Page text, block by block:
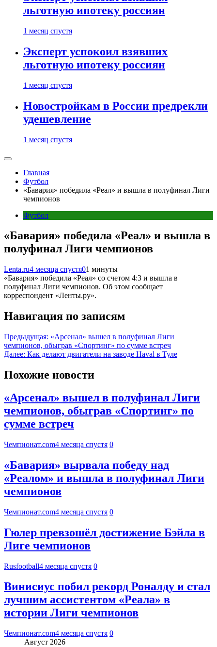
льготную ипотеку россиян
1 месяц спустя
Эксперт успокоил взявших
льготную ипотеку россиян
1 месяц спустя
Новостройкам в России предрекли
удешевление
1 месяц спустя
Главная
Футбол
«Бавария» победила «Реал» и вышла в полуфинал Лиги
чемпионов
Футбол
«Бавария» победила «Реал» и вышла в
полуфинал Лиги чемпионов
Lenta.ru4 месяца спустя01 минуты
«Бавария» победила «Реал» со счетом 4:3 и вышла в
полуфинал Лиги чемпионов. Об этом сообщает
корреспондент «Ленты.ру».
Навигация по записям
Предыдущая: «Арсенал» вышел в полуфинал Лиги
чемпионов, обыграв «Спортинг» по сумме встреч
Далее: Как делают двигатели на заводе Haval в Туле
Похожие новости
«Арсенал» вышел в полуфинал Лиги
чемпионов, обыграв «Спортинг» по
сумме встреч
Чемпионат.com4 месяца спустя 0
«Бавария» вырвала победу над
«Реалом» и вышла в полуфинал Лиги
чемпионов
Чемпионат.com4 месяца спустя 0
Гюлер превзошёл достижение Бэйла в
Лиге чемпионов
Rusfootball4 месяца спустя 0
Винисиус побил рекорд Роналду и стал
лучшим ассистентом «Реала» в
истории Лиги чемпионов
Чемпионат.com4 месяца спустя 0
Август 2026